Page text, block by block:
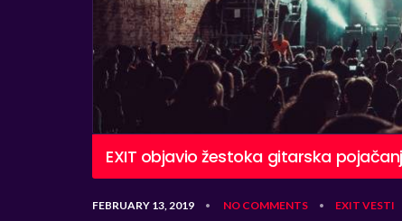
EXIT objavio žestoka gitarska
FEBRUARY 13, 2019 • NO COMMENTS • EXIT VESTI